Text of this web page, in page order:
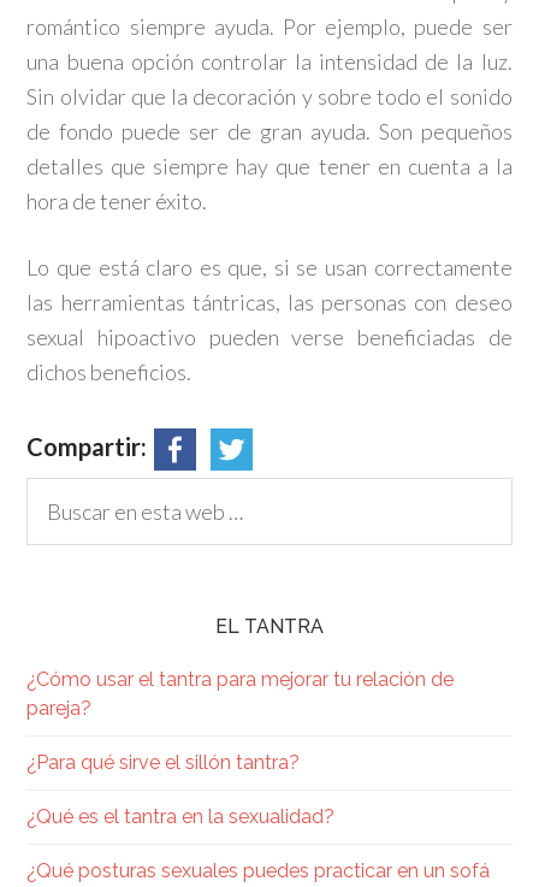
romántico siempre ayuda. Por ejemplo, puede ser
una buena opción controlar la intensidad de la luz.
Sin olvidar que la decoración y sobre todo el sonido
de fondo puede ser de gran ayuda. Son pequeños
detalles que siempre hay que tener en cuenta a la
hora de tener éxito.
Lo que está claro es que, si se usan correctamente
las herramientas tántricas, las personas con deseo
sexual hipoactivo pueden verse beneficiadas de
dichos beneficios.
Compartir:
EL TANTRA
¿Cómo usar el tantra para mejorar tu relación de
pareja?
¿Para qué sirve el sillón tantra?
¿Qué es el tantra en la sexualidad​?
¿Qué posturas sexuales puedes practicar en un sofá